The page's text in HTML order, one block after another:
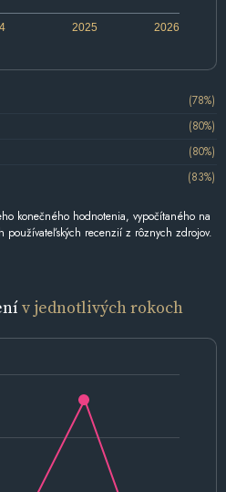
2026
2025
(78%)
(80%)
(80%)
(83%)
konečného hodnotenia, vypočítaného na
používateľských recenzií z rôznych zdrojov.
v jednotlivých rokoch